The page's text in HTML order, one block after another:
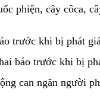
phiện, cây côca,
trước khi bị phát
báo trước khi bị
can ngăn người